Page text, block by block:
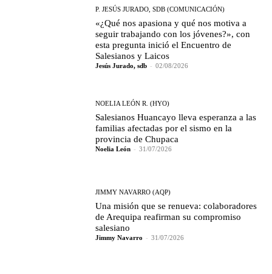
P. JESÚS JURADO, SDB (COMUNICACIÓN)
«¿Qué nos apasiona y qué nos motiva a
seguir trabajando con los jóvenes?», con
esta pregunta inició el Encuentro de
Salesianos y Laicos
Jesús Jurado, sdb - 02/08/2026
NOELIA LEÓN R. (HYO)
Salesianos Huancayo lleva esperanza a las
familias afectadas por el sismo en la
provincia de Chupaca
Noelia León - 31/07/2026
JIMMY NAVARRO (AQP)
Una misión que se renueva: colaboradores
de Arequipa reafirman su compromiso
salesiano
Jimmy Navarro - 31/07/2026